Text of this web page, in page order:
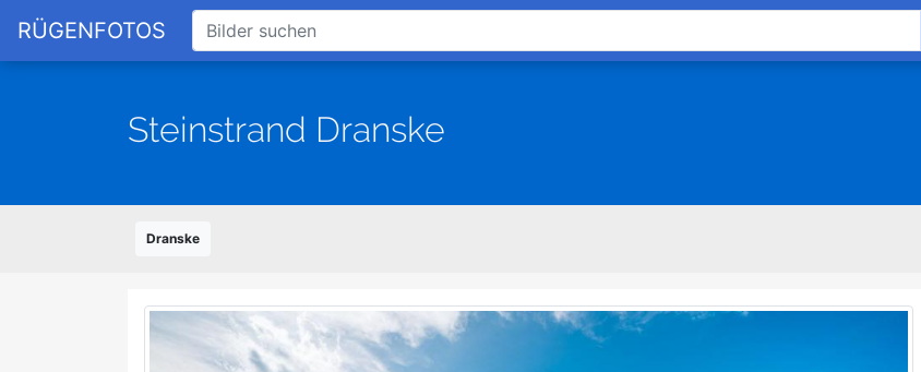
RÜGENFOTOS
Steinstrand Dranske
Dranske